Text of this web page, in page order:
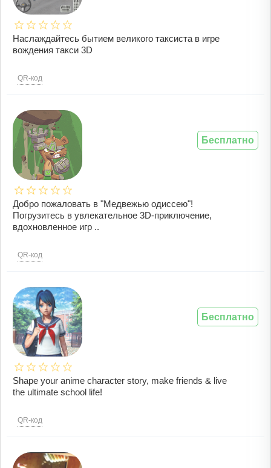
Наслаждайтесь бытием великого таксиста в игре
вождения такси 3D
QR-код
Добро пожаловать в "Медвежью одиссею"!
Погрузитесь в увлекательное 3D-приключение,
вдохновленное игр ..
QR-код
Бесплатно
Shape your anime character story, make friends & live
the ultimate school life!
QR-код
Бесплатно